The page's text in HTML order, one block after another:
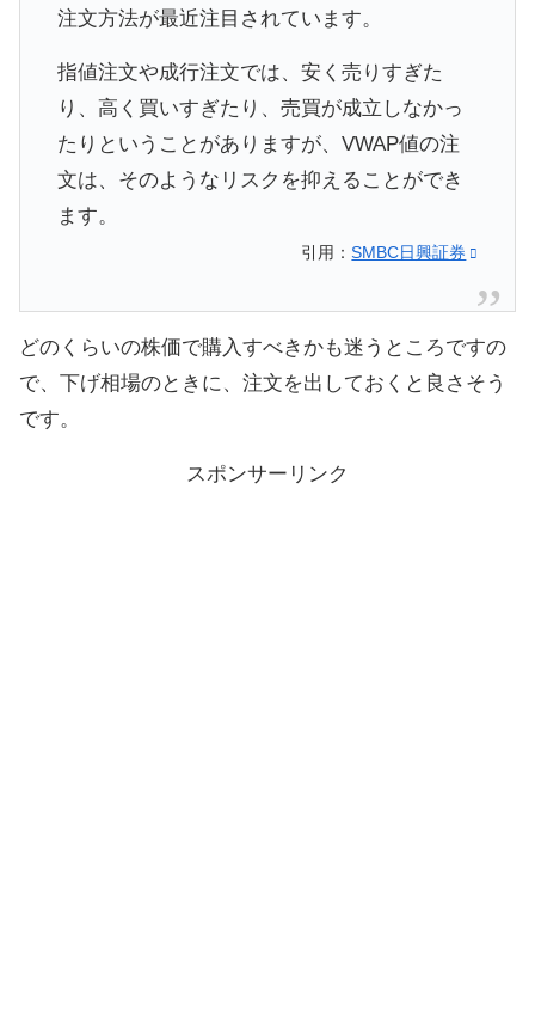
注文方法が最近注目されています。
指値注文や成行注文では、安く売りすぎた
り、高く買いすぎたり、売買が成立しなかっ
たりということがありますが、VWAP値の注
文は、そのようなリスクを抑えることができ
ます。
引用：SMBC日興証券
どのくらいの株価で購入すべきかも迷うところですの
で、下げ相場のときに、注文を出しておくと良さそう
です。
スポンサーリンク